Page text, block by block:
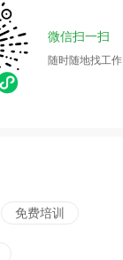
微信扫一扫
随时随地找工作
免费培训